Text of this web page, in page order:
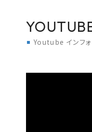
Youtube インフォ